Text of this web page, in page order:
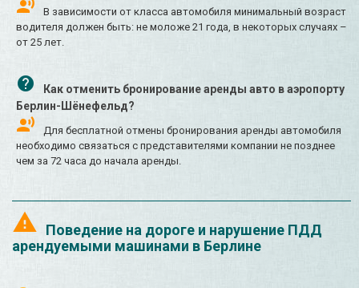
В зависимости от класса автомобиля минимальный возраст
водителя должен быть: не моложе 21 года, в некоторых случаях –
от 25 лет.
Как отменить бронирование аренды авто в аэропорту
Берлин-Шёнефельд?
Для бесплатной отмены бронирования аренды автомобиля
необходимо связаться с представителями компании не позднее
чем за 72 часа до начала аренды.
Поведение на дороге и нарушение ПДД
арендуемыми машинами в Берлине